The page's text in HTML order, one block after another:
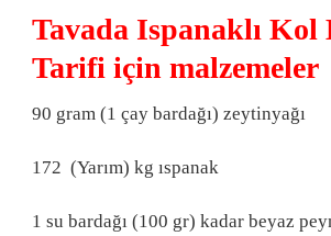
Tavada Ispanaklı Kol
Tarifi için malzemeler
90 gram (1 çay bardağı) zeytinyağı
172 (Yarım) kg ıspanak
1 su bardağı (100 gr) kadar beyaz